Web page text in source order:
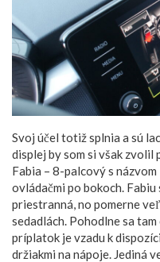
Svoj účel totiž splnia a sú
displej by som si však
Fabia – 8-palcový s
ovládačmi po bokoch.
priestranná, no pomerne
sedadlách. Pohodlne sa
príplatok je vzadu k
držiakmi na nápoje. Jediná